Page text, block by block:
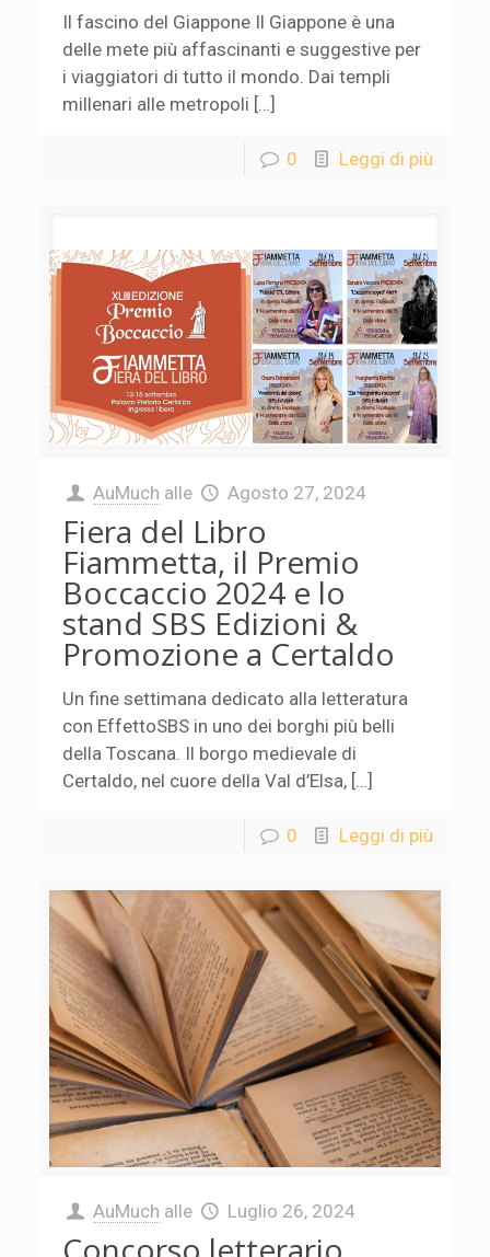
Il fascino del Giappone Il Giappone è una
delle mete più affascinanti e suggestive per
i viaggiatori di tutto il mondo. Dai templi
millenari alle metropoli […]
0 Leggi di più
AuMuch alle Agosto 27, 2024
Fiera del Libro
Fiammetta, il Premio
Boccaccio 2024 e lo
stand SBS Edizioni &
Promozione a Certaldo
Un fine settimana dedicato alla letteratura
con EffettoSBS in uno dei borghi più belli
della Toscana. Il borgo medievale di
Certaldo, nel cuore della Val d’Elsa, […]
0 Leggi di più
AuMuch alle Luglio 26, 2024